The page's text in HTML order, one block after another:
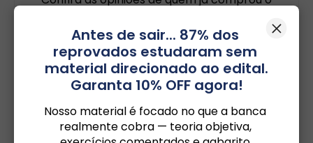
Avaliar Produto
5 Média baseada em82avaliações
Antes de sair... 87% dos
reprovados estudaram sem
Garanta 10% OFF agora!
Nosso material é focado no que a banca
realmente cobra — teoria objetiva,